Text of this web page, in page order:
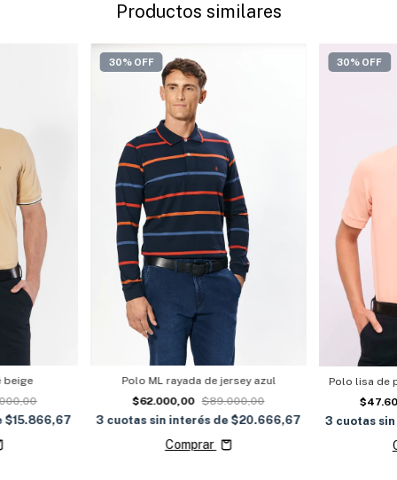
Productos similares
beige
$15.866,67
30% OFF
Polo ML rayada de jersey azul
$62.000,00 $89.000,00
3 cuotas sin interés de $20.666,67
Comprar
30% OFF
Polo lisa de
3 cuotas